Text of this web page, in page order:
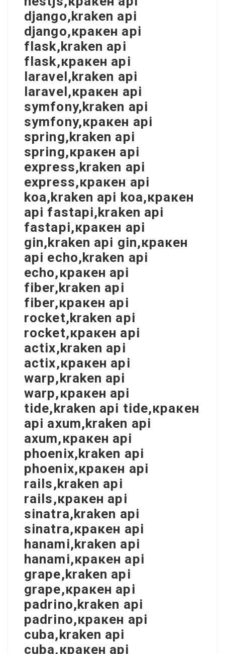
django,kraken api
django,кракен api
flask,kraken api
flask,кракен api
laravel,kraken api
laravel,кракен api
symfony,kraken api
symfony,кракен api
spring,kraken api
spring,кракен api
express,kraken api
express,кракен api
koa,kraken api koa,кракен
api fastapi,kraken api
fastapi,кракен api
gin,kraken api gin,кракен
api echo,kraken api
echo,кракен api
fiber,kraken api
fiber,кракен api
rocket,kraken api
rocket,кракен api
actix,kraken api
actix,кракен api
warp,kraken api
warp,кракен api
tide,kraken api tide,кракен
api axum,kraken api
axum,кракен api
phoenix,kraken api
phoenix,кракен api
rails,kraken api
rails,кракен api
sinatra,kraken api
sinatra,кракен api
hanami,kraken api
hanami,кракен api
grape,kraken api
grape,кракен api
padrino,kraken api
padrino,кракен api
cuba,kraken api
cuba,кракен api